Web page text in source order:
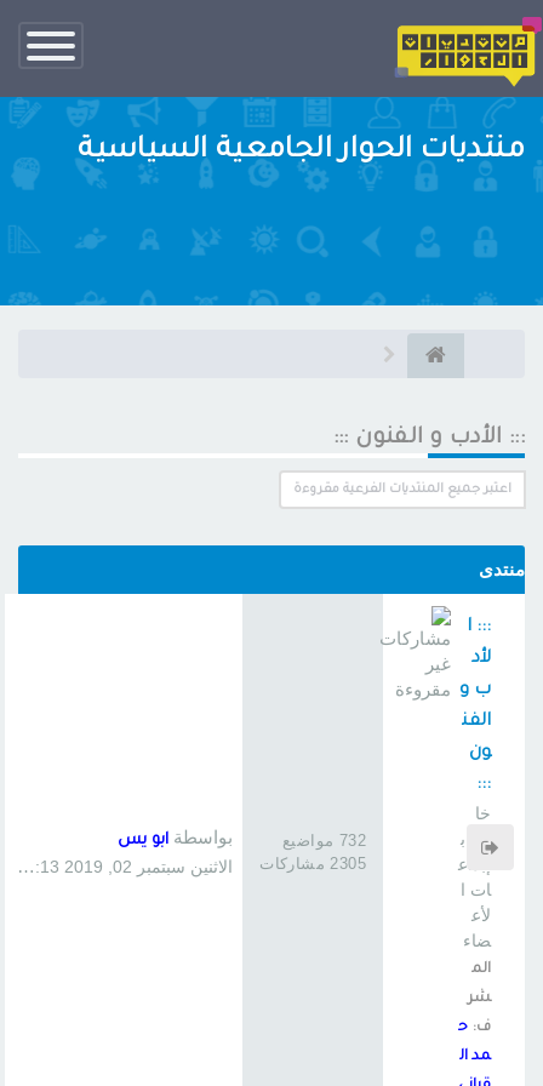
تبديل
الناف
منتديات الحوار الجامعية السياسية
::: الأدب و الفنون :::
اعتبر جميع المنتديات الفرعية مقروءة
منتدى
::: ا
لأد
ب و
الفن
ون
:::
خا
ص ب
إبداع
ات ا
لأع
ضاء
الم
شر
ف: ح
مد ال
732 مواضيع
2305 مشاركات
بواسطة ابو يس
الاثنين سبتمبر 02, 2019 1:13 pm